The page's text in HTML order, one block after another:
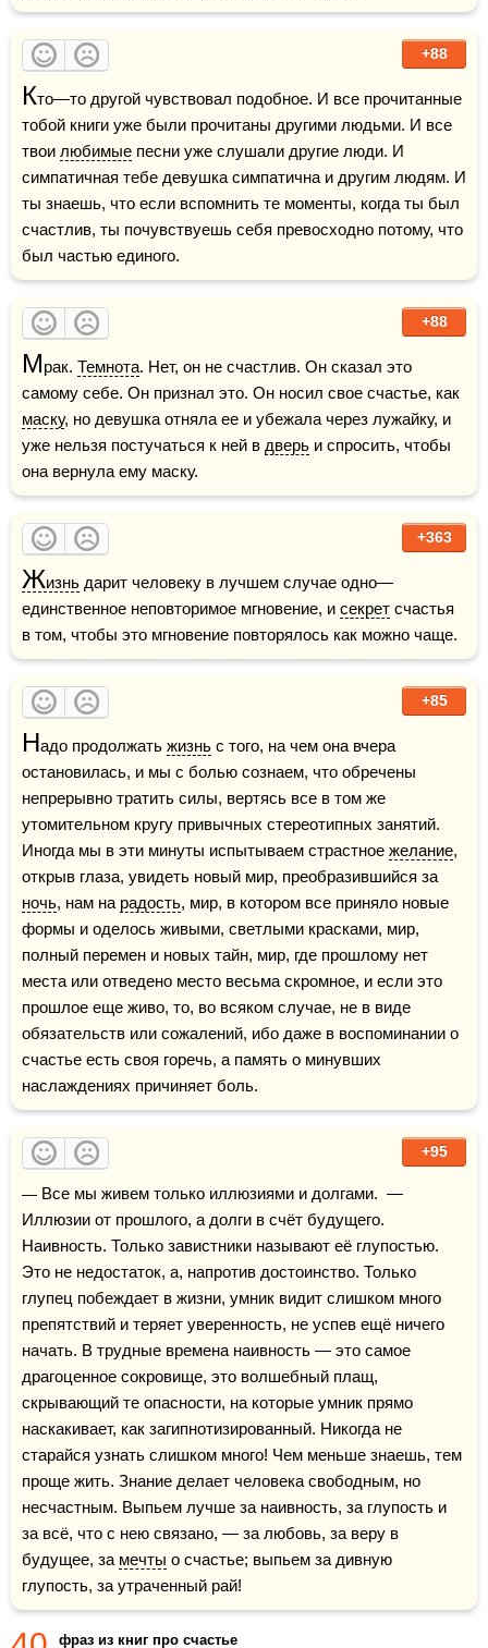
+88
Кто—то другой чувствовал подобное. И все прочитанные
тобой книги уже были прочитаны другими людьми. И все
твои любимые песни уже слушали другие люди. И
симпатичная тебе девушка симпатична и другим людям. И
ты знаешь, что если вспомнить те моменты, когда ты был
счастлив, ты почувствуешь себя превосходно потому, что
был частью единого.
+88
Мрак. Темнота. Нет, он не счастлив. Он сказал это
маску, но девушка отняла ее и убежала через лужайку, и
уже нельзя постучаться к ней в дверь и спросить, чтобы
она вернула ему маску.
+363
Жизнь дарит человеку в лучшем случае одно—
единственное неповторимое мгновение, и секрет счастья
в том, чтобы это мгновение повторялось как можно чаще.
+85
Надо продолжать жизнь с того, на чем она вчера
остановилась, и мы с болью сознаем, что обречены
непрерывно тратить силы, вертясь все в том же
утомительном кругу привычных стереотипных занятий.
Иногда мы в эти минуты испытываем страстное желание,
ночь, нам на радость, мир, в котором все приняло новые
формы и оделось живыми, светлыми красками, мир,
полный перемен и новых тайн, мир, где прошлому нет
места или отведено место весьма скромное, и если это
прошлое еще живо, то, во всяком случае, не в виде
обязательств или сожалений, ибо даже в воспоминании о
счастье есть своя горечь, а память о минувших
наслаждениях причиняет боль.
+95
— Все мы живем только иллюзиями и долгами.  —
Иллюзии от прошлого, а долги в счёт будущего.
Наивность. Только завистники называют её глупостью.
Это не недостаток, а, напротив достоинство. Только
глупец побеждает в жизни, умник видит слишком много
препятствий и теряет уверенность, не успев ещё ничего
начать. В трудные времена наивность — это самое
драгоценное сокровище, это волшебный плащ,
скрывающий те опасности, на которые умник прямо
наскакивает, как загипнотизированный. Никогда не
старайся узнать слишком много! Чем меньше знаешь, тем
проще жить. Знание делает человека свободным, но
несчастным. Выпьем лучше за наивность, за глупость и
за всё, что с нею связано, — за любовь, за веру в
будущее, за мечты о счастье; выпьем за дивную
глупость, за утраченный рай!
фраз из книг про счастье